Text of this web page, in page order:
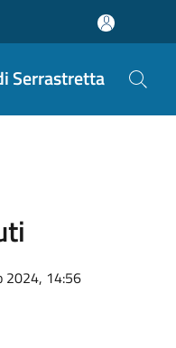
Serrastretta
2024, 14:56